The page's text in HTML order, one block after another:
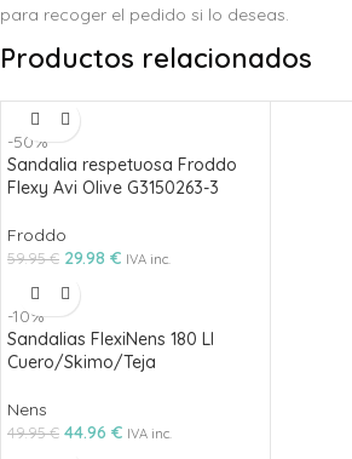
para recoger el pedido si lo deseas.
Productos relacionados
-50%
Sandalia respetuosa Froddo
Flexy Avi Olive G3150263-3
Froddo
59.95€ 29.98 € IVA inc.
-10%
Sandalias FlexiNens 180 LI
Cuero/Skimo/Teja
Nens
49.95€ 44.96 € IVA inc.